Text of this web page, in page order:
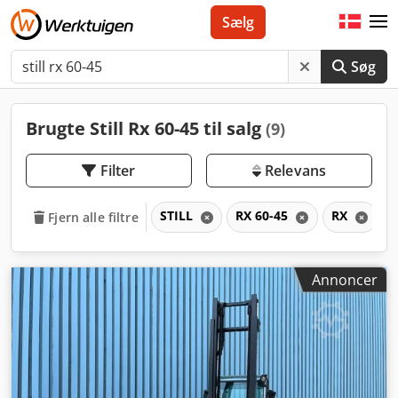
Søg
Sælg
Brugte Still Rx 60-45 til salg (9)
Filter Relevans
Fjern alle filtre STILL RX 60-45 RX
Annoncer